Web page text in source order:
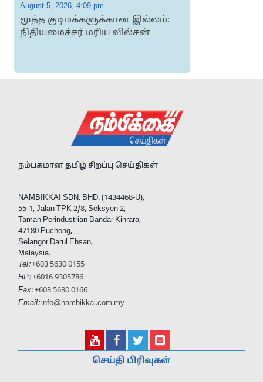
August 5, 2026, 4:09 pm
மூத்த குடிமக்களுக்கான இல்லம்:
நிதியமைச்சர் மரிய வில்சன்
நம்பகமான தமிழ் சிறப்பு செய்திகள்
NAMBIKKAI SDN. BHD. (1434468-U),
55-1, Jalan TPK 2/8, Seksyen 2,
Taman Perindustrian Bandar Kinrara,
47180 Puchong,
Selangor Darul Ehsan,
Malaysia.
Tel:+603 5630 0155
HP:+6016 9305786
Fax: +603 5630 0166
Email: info@nambikkai.com.my
செய்தி பிரிவுகள்